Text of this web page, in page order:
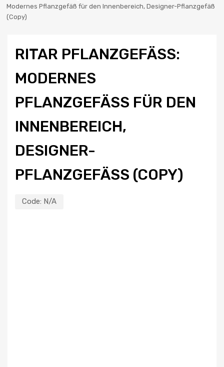
Modernes Pflanzgefäß für den Innenbereich, Designer-Pflanzgefäß
(Copy)
RITAR PFLANZGEFÄSS: M
ODERNES P
FLANZGEFÄSS FÜR DEN IN
NENBEREICH, DE
SIGNER-PF
LANZGEFÄSS (COPY)
Code: N/A